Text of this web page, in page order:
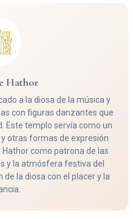
Hathor
a la diosa de la música y
con figuras danzantes que
Este templo servía como un
otras formas de expresión
como patrona de las
y la atmósfera festiva del
la diosa con el placer y la